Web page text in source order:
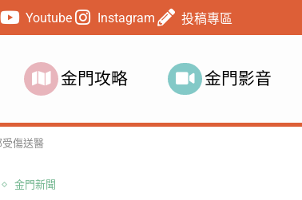
Youtube Instagram 投稿專區
金門攻略 金門影音
傷送醫
金門新聞